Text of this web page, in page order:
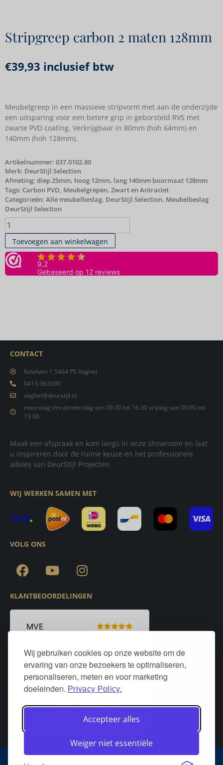
Wij gebruiken cookies op onze website om de
ervaring van onze bezoekers te optimaliseren,
personaliseren, meten en voor marketing
doeleinden. Privacy Policy.
Accepteer alles
Weiger niet essentiële
Stripgreep carbon 2 maten 128mm
€39,93 inclusief btw
Meubelgreep in een massieve stripvorm met aan de onderzijde
een uitsparing voor een betere grip in geborsteld RVS met
zwarte PVD coating. Verkrijgbaar in 80mm (hoh 64mm) en
140mm (hoh 128mm).
Artikelnummer: 037.0102.80
Merk: DeurStijl Selection
Afmeting: diep 25mm, hoog 12mm, lang 140mm boormaat 128mm
Tags: Carbon PVD, Meubelgrepen, Zwart en Antraciet
Categorieën: Alle meubelbeslag, DeurStijl Selection, Meubelbeslag
DeurStijl Selection
Toevoegen aan winkelwagen
CONTACT
Ketelven 1 5464 PS Veghel
0413-363090
veghel@deurstijl.nl
maandag t/m donderdag van 09.00 tot 16.30 vrijdag van 09.00 tot
13.00
Maak een afspraak en kom langs in onze showroom en laat
u inspireren door de ruime keuze en het professionele
advies van DeurStijl Projecten.
WIJ WERKEN SAMEN MET
VOLG ONS
KLANTBEOORDELINGEN